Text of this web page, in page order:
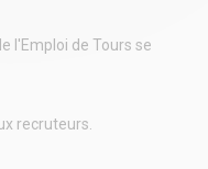
l'Emploi de Tours se
recruteurs.